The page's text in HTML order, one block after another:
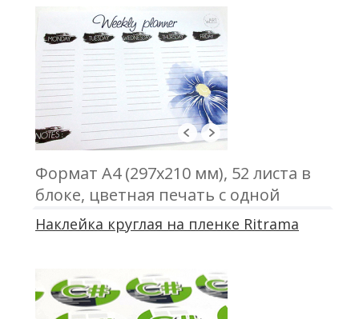
Формат А4 (297х210 мм), 52 листа в
блоке, цветная печать с одной
стороны, бумага офсетная 80 г\м2,
проклейка
Наклейка круглая на пленке Ritrama